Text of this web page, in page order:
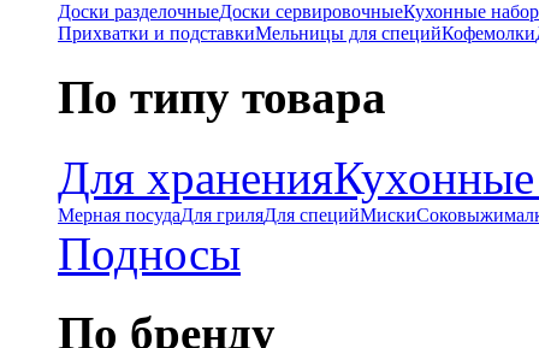
Доски разделочныеДоски сервировочныеКухонные
Прихватки и подставкиМельницы для специйКофемолки
По типу товара
Для хранения
Мерная посудаДля гриляДля специйМиски
Подносы
По бренду